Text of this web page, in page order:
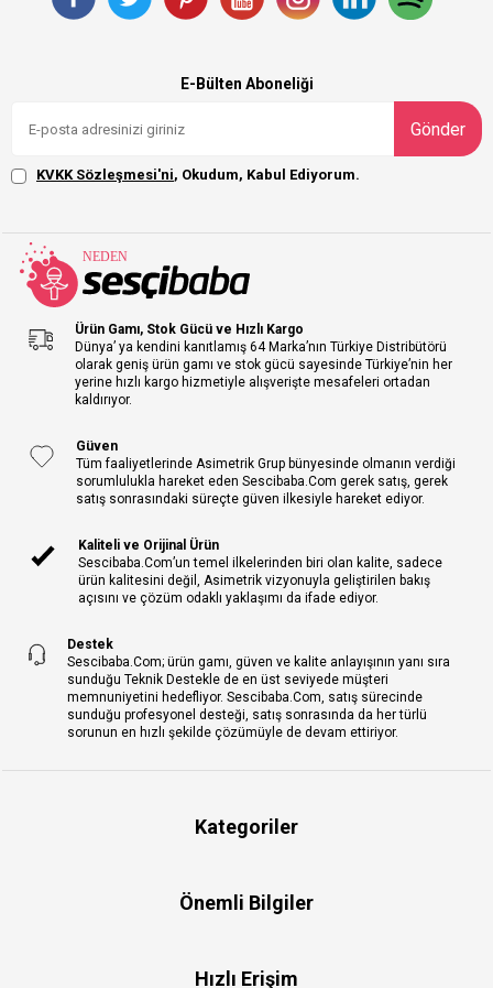
E-Bülten Aboneliği
Gönder
KVKK Sözleşmesi'ni, Okudum, Kabul Ediyorum.
Ürün Gamı, Stok Gücü ve Hızlı Kargo
Dünya’ ya kendini kanıtlamış 64 Marka’nın Türkiye Distribütörü
olarak geniş ürün gamı ve stok gücü sayesinde Türkiye’nin her
yerine hızlı kargo hizmetiyle alışverişte mesafeleri ortadan
kaldırıyor.
Güven
Tüm faaliyetlerinde Asimetrik Grup bünyesinde olmanın verdiği
sorumlulukla hareket eden Sescibaba.Com gerek satış, gerek
satış sonrasındaki süreçte güven ilkesiyle hareket ediyor.
Kaliteli ve Orijinal Ürün
Sescibaba.Com’un temel ilkelerinden biri olan kalite, sadece
ürün kalitesini değil, Asimetrik vizyonuyla geliştirilen bakış
açısını ve çözüm odaklı yaklaşımı da ifade ediyor.
Destek
Sescibaba.Com; ürün gamı, güven ve kalite anlayışının yanı sıra
sunduğu Teknik Destekle de en üst seviyede müşteri
memnuniyetini hedefliyor. Sescibaba.Com, satış sürecinde
sunduğu profesyonel desteği, satış sonrasında da her türlü
sorunun en hızlı şekilde çözümüyle de devam ettiriyor.
Kategoriler
Önemli Bilgiler
Hızlı Erişim